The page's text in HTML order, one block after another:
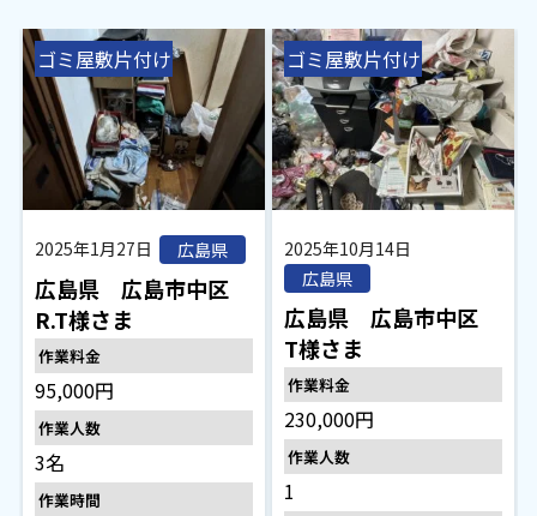
ゴミ屋敷片付け
2025年1月27日 広島県
広島県 広島市中区
R.T様さま
作業料金
95,000円
作業人数
3名
作業時間
ゴミ屋敷片付け
2025年10月14日
広島県
広島県 広島市中区
T様さま
作業料金
230,000円
作業人数
1